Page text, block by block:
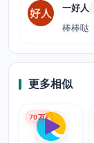
一好人
棒棒哒
更多相似
70万+